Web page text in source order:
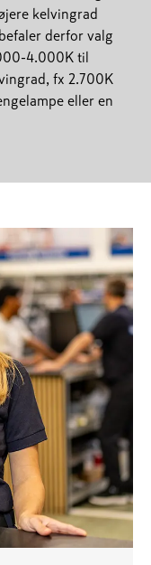
kelvingrad
derfor valg
4.000K til
fx 2.700K
eller en